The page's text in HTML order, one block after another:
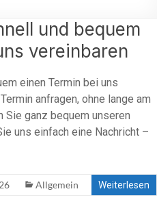
und bequem
vereinbaren
einen Termin bei uns
anfragen, ohne lange am
Sie ganz bequem unseren
uns einfach eine Nachricht –
Allgemein Weiterlesen